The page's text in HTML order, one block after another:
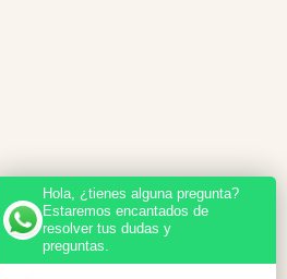
Hola, ¿tienes alguna pregunta?
Estaremos encantados de
resolver tus dudas y
preguntas.